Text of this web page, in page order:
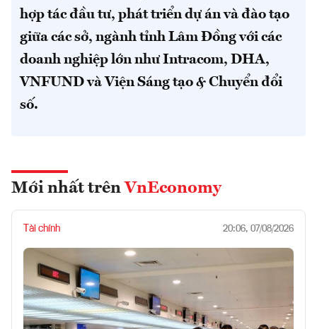
hợp tác đầu tư, phát triển dự án và đào tạo
giữa các sở, ngành tỉnh Lâm Đồng với các
doanh nghiệp lớn như Intracom, DHA,
VNFUND và Viện Sáng tạo & Chuyển đổi
số.
Mới nhất trên VnEconomy
Tài chính 20:06, 07/08/2026